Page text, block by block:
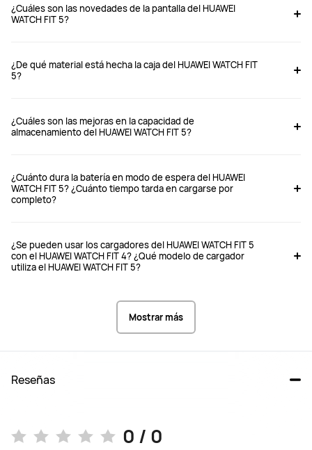
¿Cuáles son las novedades de la pantalla del HUAWEI
WATCH FIT 5?
¿De qué material está hecha la caja del HUAWEI WATCH FIT
5?
¿Cuáles son las mejoras en la capacidad de
almacenamiento del HUAWEI WATCH FIT 5?
¿Cuánto dura la batería en modo de espera del HUAWEI
WATCH FIT 5? ¿Cuánto tiempo tarda en cargarse por
completo?
¿Se pueden usar los cargadores del HUAWEI WATCH FIT 5
con el HUAWEI WATCH FIT 4? ¿Qué modelo de cargador
utiliza el HUAWEI WATCH FIT 5?
Mostrar más
Reseñas
0 / 0